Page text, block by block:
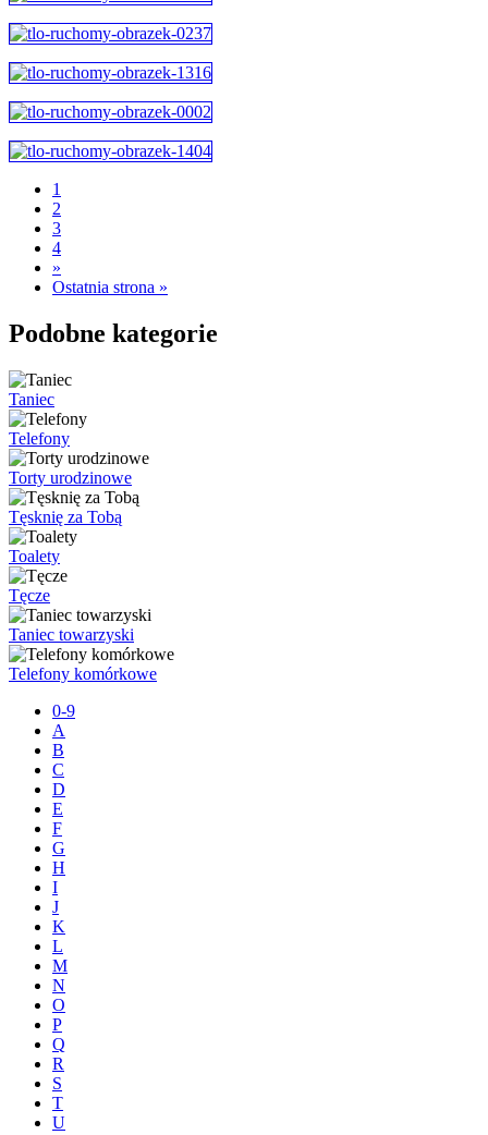
1
2
3
4
»
Ostatnia strona »
Podobne kategorie
Taniec
Telefony
Torty urodzinowe
Tęsknię za Tobą
Toalety
Tęcze
Taniec towarzyski
Telefony komórkowe
0-9
A
B
C
D
E
F
G
H
I
J
K
L
M
N
O
P
Q
R
S
T
U